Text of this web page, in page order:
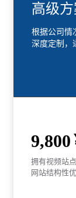
高级
根据公司情
深度定制，
9,800
拥有视频站
网站结构性